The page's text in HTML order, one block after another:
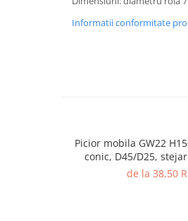
Informatii conformitate
Picior mobila GW22
conic, D45/D25,
de la 38,50